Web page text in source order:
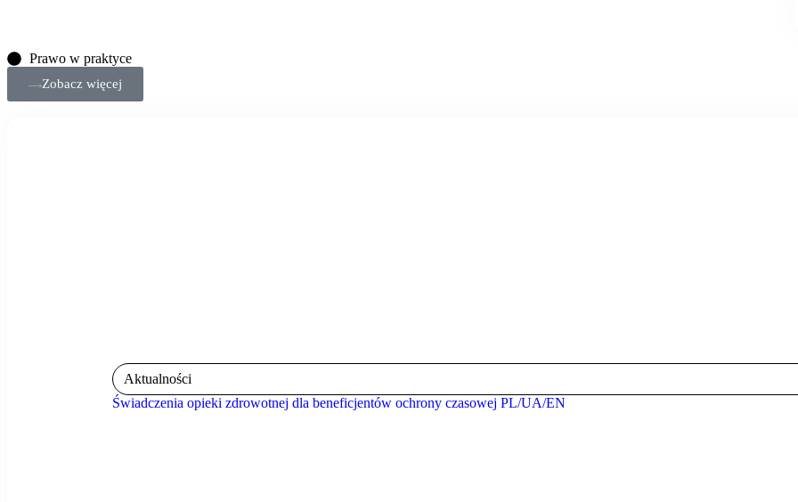
Prawo w praktyce
Zobacz więcej
Aktualności
Świadczenia opieki zdrowotnej dla beneficjentów ochrony czasowej PL/UA/EN